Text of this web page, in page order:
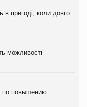
в пригоді, коли довго
можливості
по повышению